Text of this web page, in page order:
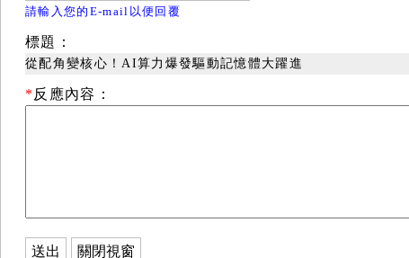
請輸入您的E-mail以便回覆
標題：
從配角變核心！AI算力爆發驅動記憶體大躍進
* 反應內容：